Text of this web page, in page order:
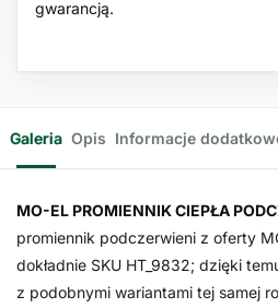
gwarancją.
Galeria Opis Informacje
MO-EL PROMIENNIK CIEPŁA
promiennik podczerwieni z oferty
dokładnie SKU HT_9832; dzięki
z podobnymi wariantami tej samej